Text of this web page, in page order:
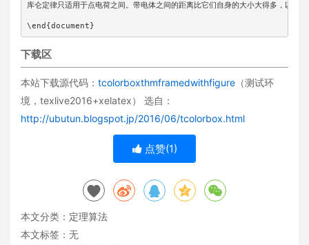
库仑定律只适用于点电荷之间。带电体之间的距离比它们自身的大小大得多，以至
\end{document}
下载区
本站下载源代码： tcolorboxthmframedwithfigure （测试环
境，texlive2016+xelatex） 选自：
http://ubutun.blogspot.jp/2016/06/tcolorbox.html
点赞(1)
本文分类： 定理算法
本文标签：无